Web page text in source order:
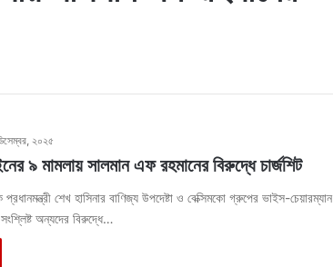
২০২৫
৯ মামলায় সালমান এফ রহমানের বিরুদ্ধে চার্জশিট
প্রধানমন্ত্রী শেখ হাসিনার বাণিজ্য উপদেষ্টা ও বেক্সিমকো গ্রুপের ভাইস-চেয়ারম্যান
অন্যদের বিরুদ্ধে…